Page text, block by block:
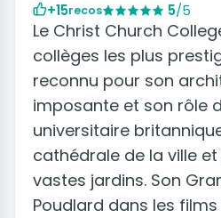
+15recos 5/5
Le Christ Church
collèges les plus
reconnu pour son
imposante et son rôle
universitaire
cathédrale de la ville
vastes jardins. Son
Poudlard dans les